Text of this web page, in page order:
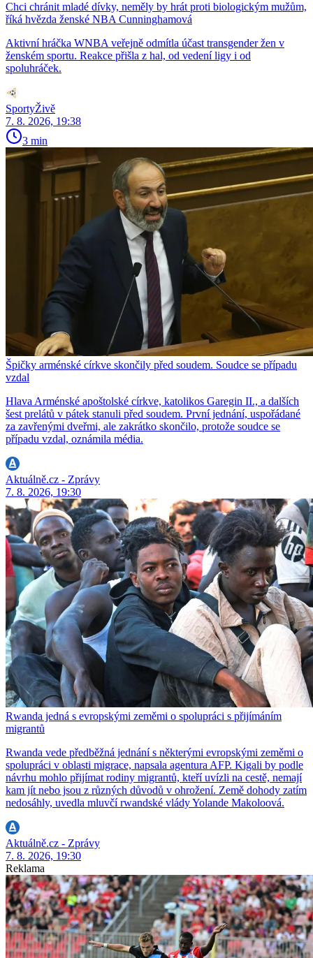
Chci chránit mladé dívky, neměly by hrát proti biologickým mužům,
říká hvězda ženské NBA Cunninghamová
Aktivní hráčka WNBA veřejně odmítla účast transgender žen v
ženském sportu. Reakce přišla z hal, od vedení ligy i od
spoluhráček.
SportyŽivě
7. 8. 2026, 19:38
3 min
Špičky arménské církve skončily před soudem. Soudce se případu
vzdal
Hlava Arménské apoštolské církve, katolikos Garegin II., a dalších
šest prelátů v pátek stanuli před soudem. První jednání, uspořádané
za zavřenými dveřmi, ale zakrátko skončilo, protože soudce se
případu vzdal, oznámila média.
Aktuálně.cz - Zprávy
7. 8. 2026, 19:30
Rwanda jedná s evropskými zeměmi o spolupráci s přijímáním
migrantů
Rwanda vede předběžná jednání s některými evropskými zeměmi o
spolupráci v oblasti migrace, napsala agentura AFP. Kigali by podle
návrhu mohlo přijímat rodiny migrantů, kteří uvízli na cestě, nemají
kam jít nebo jsou z různých důvodů v ohrožení. Země dohody zatím
nedosáhly, uvedla mluvčí rwandské vlády Yolande Makoloová.
Aktuálně.cz - Zprávy
7. 8. 2026, 19:30
Reklama